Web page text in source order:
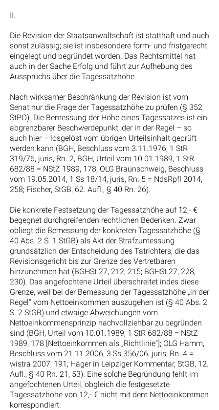
II.
Die Revision der Staatsanwaltschaft ist statthaft und auch
sonst zulässig; sie ist insbesondere form- und fristgerecht
eingelegt und begründet worden. Das Rechtsmittel hat
auch in der Sache Erfolg und führt zur Aufhebung des
Ausspruchs über die Tagessatzhöhe.
Nach wirksamer Beschränkung der Revision ist vom
Senat nur die Frage der Tagessatzhöhe zu prüfen (§ 352
StPO). Die Bemessung der Höhe eines Tagessatzes ist ein
abgrenzbarer Beschwerdepunkt, der in der Regel – so
auch hier – losgelöst vom übrigen Urteilsinhalt geprüft
werden kann (BGH, Beschluss vom 3.11.1976, 1 StR
319/76, juris, Rn. 2, BGH, Urteil vom 10.01.1989, 1 StR
682/88 = NStZ 1989, 178; OLG Braunschweig, Beschluss
vom 19.05.2014, 1 Ss 18/14, juris, Rn. 5 = NdsRpfl 2014,
258; Fischer, StGB, 62. Aufl., § 40 Rn. 26).
Die konkrete Festsetzung der Tagessatzhöhe auf 12,- €
begegnet durchgreifenden rechtlichen Bedenken. Zwar
obliegt die Bemessung der konkreten Tagessatzhöhe (§
40 Abs. 2 S. 1 StGB) als Akt der Strafzumessung
grundsätzlich der Entscheidung des Tatrichters, die das
Revisionsgericht bis zur Grenze des Vertretbaren
hinzunehmen hat (BGHSt 27, 212, 215; BGHSt 27, 228,
230). Das angefochtene Urteil überschreitet indes diese
Grenze, weil bei der Bemessung der Tagessatzhöhe „in der
Regel“ vom Nettoeinkommen auszugehen ist (§ 40 Abs. 2
S. 2 StGB) und etwaige Abweichungen vom
Nettoeinkommensprinzip nachvollziehbar zu begründen
sind (BGH, Urteil vom 10.01.1989, 1 StR 682/88 = NStZ
1989, 178 [Nettoeinkommen als „Richtlinie“]; OLG Hamm,
Beschluss vom 21.11.2006, 3 Ss 356/06, juris, Rn. 4 =
wistra 2007, 191; Häger in Leipziger Kommentar, StGB, 12.
Aufl., § 40 Rn. 21, 53). Eine solche Begründung fehlt im
angefochtenen Urteil, obgleich die festgesetzte
Tagessatzhöhe von 12,- € nicht mit dem Nettoeinkommen
korrespondiert: